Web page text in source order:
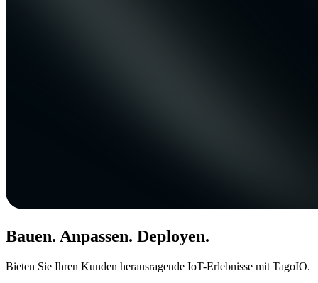
Bauen. Anpassen. Deployen.
Bieten Sie Ihren Kunden herausragende IoT-Erlebnisse mit TagoIO.